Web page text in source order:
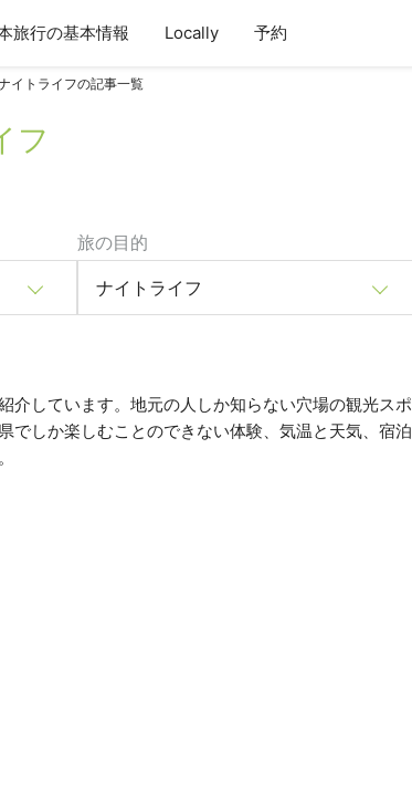
旅行の基本情報 Locally 予約
イトライフの記事一覧
フ
旅の目的
ナイトライフ
介しています。地元の人しか知らない穴場の観光スポ
でしか楽しむことのできない体験、気温と天気、宿泊